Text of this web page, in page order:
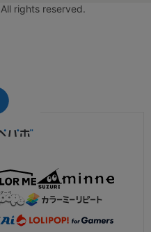
rights reserved.